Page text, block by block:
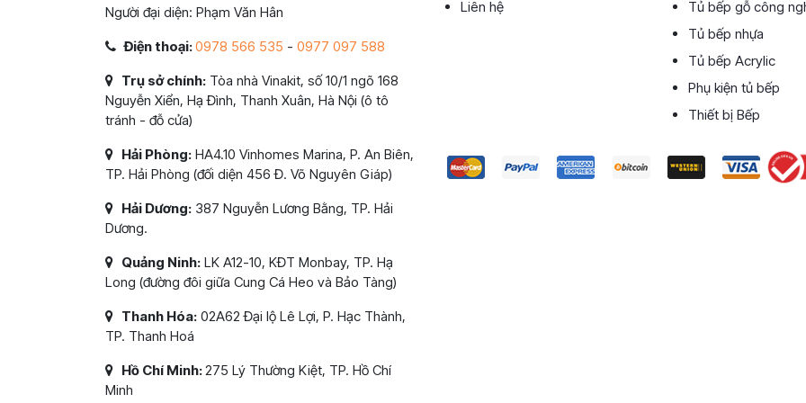
Người đại diện: Phạm Văn Hân
Điện thoại:0978 566 535 - 0977 097 588
Trụ sở chính: Tòa nhà Vinakit, số 10/1 ngõ 168
Nguyễn Xiển, Hạ Đình, Thanh Xuân, Hà Nội (ô tô
tránh - đỗ cửa)
Hải Phòng: HA4.10 Vinhomes Marina, P. An Biên,
TP. Hải Phòng (đối diện 456 Đ. Võ Nguyên Giáp)
Hải Dương: 387 Nguyễn Lương Bằng, TP. Hải
Dương.
Quảng Ninh: LK A12-10, KĐT Monbay, TP. Hạ
Long (đường đôi giữa Cung Cá Heo và Bảo Tàng)
Thanh Hóa: 02A62 Đại lộ Lê Lợi, P. Hạc Thành,
TP. Thanh Hoá
Hồ Chí Minh:275 Lý Thường Kiệt, TP. Hồ Chí
Minh
Liên hệ
Tủ bếp gỗ công
Tủ bếp nhựa
Tủ bếp Acrylic
Phụ kiện tủ bếp
Thiết bị Bếp